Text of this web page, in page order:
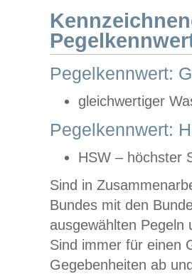
Pegelkennwert:
gleichwertiger
Pegelkennwert:
HSW – höchster
Sind in
Bundes mit den
ausgewählten
Sind immer für einen
Gegebenheiten ab